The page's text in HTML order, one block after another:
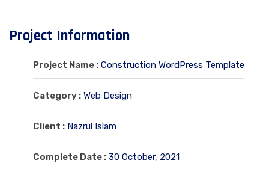
Project Information
Project Name : Construction WordPress Template
Category : Web Design
Client : Nazrul Islam
Complete Date : 30 October, 2021